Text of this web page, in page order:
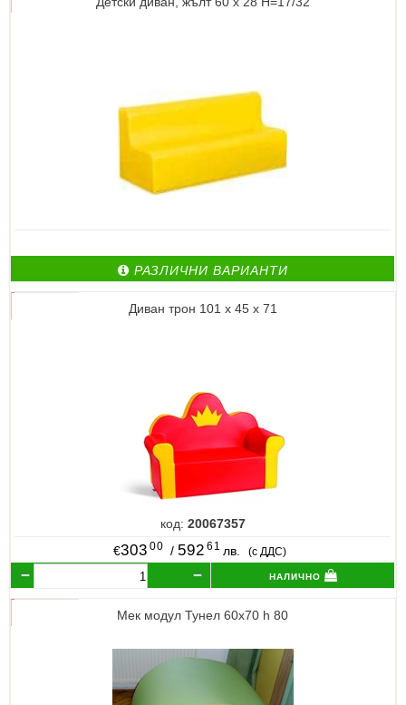
РАЗЛИЧНИ ВАРИАНТИ
Диван трон 101 x 45 x 71
код: 20067357
€303 00 / 592 61 лв. (с ДДС)
налично
Мек модул Тунел 60х70 h 80